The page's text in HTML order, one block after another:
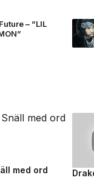
Future – ”LIL
med ord